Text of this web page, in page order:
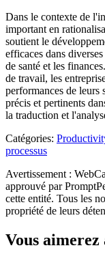
Dans le contexte de
important en
soutient le
efficaces dans
de santé et les
de travail, les
performances de leurs
précis et pertinents
la traduction et
Catégories:
processus
Avertissement :
approuvé par
cette entité. Tous les
propriété de leurs
Vous aimerez